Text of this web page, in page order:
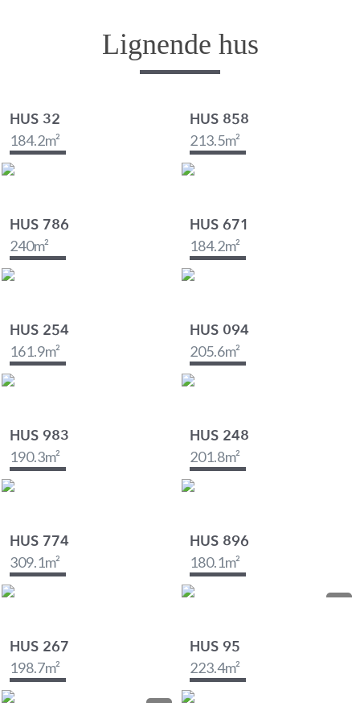
Lignende hus
HUS 32
184.2m²
HUS 858
213.5m²
HUS 786
240m²
HUS 671
184.2m²
HUS 254
161.9m²
HUS 094
205.6m²
HUS 983
190.3m²
HUS 248
201.8m²
HUS 774
309.1m²
HUS 896
180.1m²
HUS 267
198.7m²
HUS 95
223.4m²